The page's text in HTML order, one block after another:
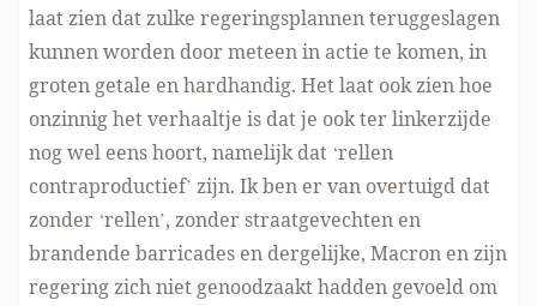
laat zien dat zulke regeringsplannen teruggeslagen
kunnen worden door meteen in actie te komen, in
groten getale en hardhandig. Het laat ook zien hoe
onzinnig het verhaaltje is dat je ook ter linkerzijde
nog wel eens hoort, namelijk dat ‘rellen
contraproductief’ zijn. Ik ben er van overtuigd dat
zonder ‘rellen’, zonder straatgevechten en
brandende barricades en dergelijke, Macron en zijn
regering zich niet genoodzaakt hadden gevoeld om